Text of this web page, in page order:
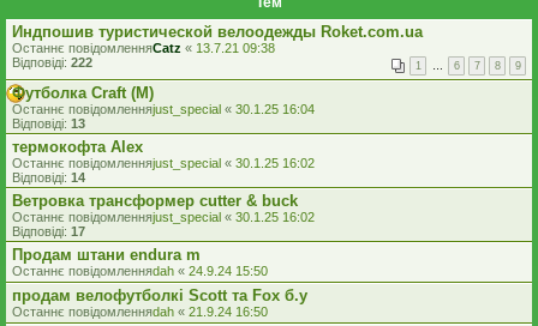
Индпошив туристической велоодежды Roket.com.ua
Останнє повідомленняCatz « 13.7.21 09:38
Відповіді: 222 1 … 6 7 8 9
Футболка Craft (М)
Останнє повідомленняjust_special « 30.1.25 16:04
Відповіді: 13
термокофта Alex
Останнє повідомленняjust_special « 30.1.25 16:02
Відповіді: 14
Ветровка трансформер cutter & buck
Останнє повідомленняjust_special « 30.1.25 16:02
Відповіді: 17
Продам штани endura m
Останнє повідомленняdah « 24.9.24 15:50
продам велофутболкі Scott та Fox б.у
Останнє повідомленняdah « 21.9.24 16:50